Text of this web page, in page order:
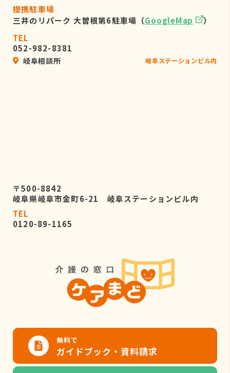
提携駐車場
三井のリパーク 大曽根第6駐車場（GoogleMap
）
TEL
052-982-8381
岐阜相談所 岐阜ステーションビル内
〒500-8842
岐阜県岐阜市金町6-21 岐阜ステーションビル内
TEL
0120-89-1165
無料で
ガイドブック・資料請求